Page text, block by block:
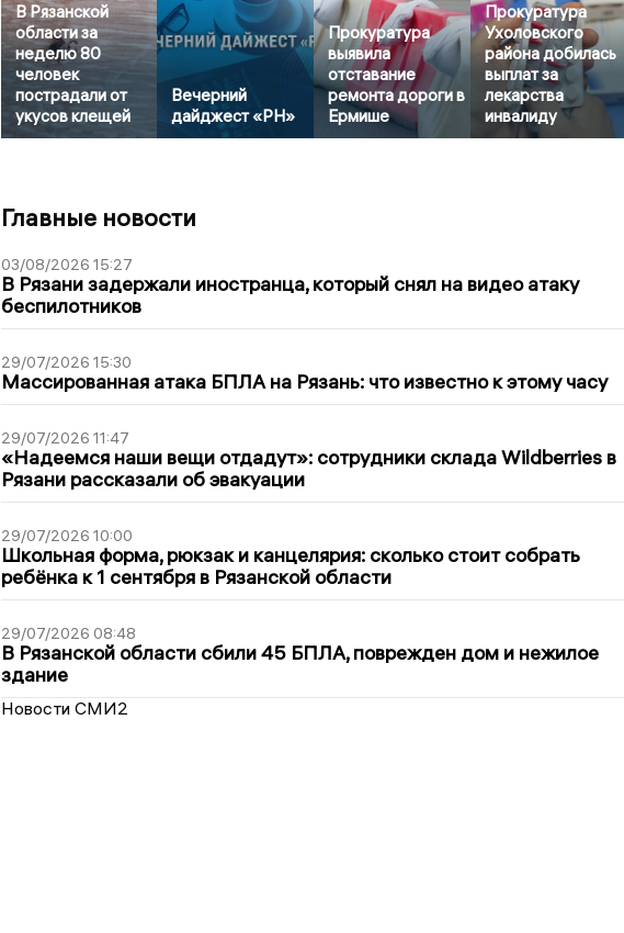
В Рязанской
области за
неделю 80
человек
пострадали от
укусов клещей
Вечерний
дайджест «РН»
Прокуратура
выявила
отставание
ремонта дороги в
Ермише
Прокуратура
Ухоловского
района добилась
выплат за
лекарства
инвалиду
Главные новости
03/08/2026 15:27
В Рязани задержали иностранца, который снял на видео атаку
беспилотников
29/07/2026 15:30
Массированная атака БПЛА на Рязань: что известно к этому часу
29/07/2026 11:47
«Надеемся наши вещи отдадут»: сотрудники склада Wildberries в
Рязани рассказали об эвакуации
29/07/2026 10:00
Школьная форма, рюкзак и канцелярия: сколько стоит собрать
ребёнка к 1 сентября в Рязанской области
29/07/2026 08:48
В Рязанской области сбили 45 БПЛА, поврежден дом и нежилое
здание
Новости СМИ2